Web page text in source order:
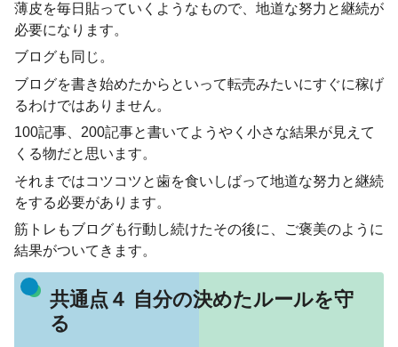
薄皮を毎日貼っていくようなもので、地道な努力と継続が
必要になります。
ブログも同じ。
ブログを書き始めたからといって転売みたいにすぐに稼げ
るわけではありません。
100記事、200記事と書いてようやく小さな結果が見えて
くる物だと思います。
それまではコツコツと歯を食いしばって地道な努力と継続
をする必要があります。
筋トレもブログも行動し続けたその後に、ご褒美のように
結果がついてきます。
共通点４ 自分の決めたルールを守
る